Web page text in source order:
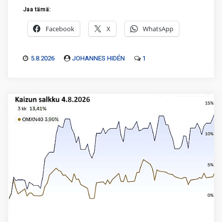
Jaa tämä:
Facebook X WhatsApp
5.8.2026 JOHANNES HIDÉN 1